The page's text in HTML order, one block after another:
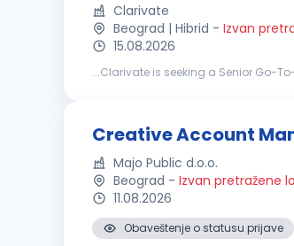
Clarivate
Beograd | Hibrid - Izvan
15.08.2026
...Clarivate is seeking a Senior Go-
Creative Account
Majo Public d.o.o.
Beograd - Izvan pretražene
11.08.2026
Obaveštenje o statusu prijave